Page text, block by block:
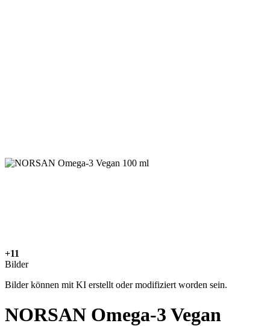
+11
Bilder
Bilder können mit KI erstellt oder modifiziert worden sein.
NORSAN Omega-3 Vegan